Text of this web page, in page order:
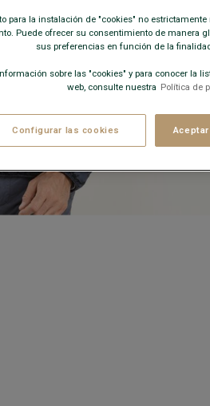
para la instalación de "cookies" no
Puede ofrecer su consentimiento de manera
sus preferencias en función de la
sobre las "cookies" y para conocer la
web, consulte nuestra Política de
Configurar las cookies